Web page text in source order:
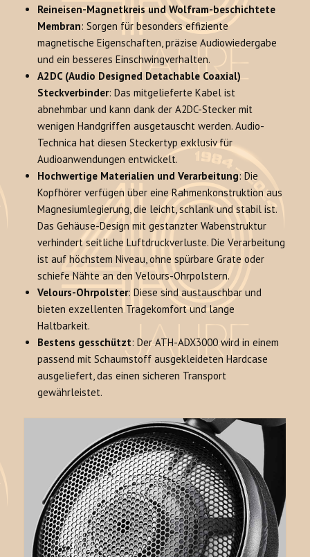
Reineisen-Magnetkreis und Wolfram-beschichtete
Membran: Sorgen für besonders effiziente
magnetische Eigenschaften, präzise Audiowiedergabe
und ein besseres Einschwingverhalten.
A2DC (Audio Designed Detachable Coaxial)
Steckverbinder: Das mitgelieferte Kabel ist
abnehmbar und kann dank der A2DC-Stecker mit
wenigen Handgriffen ausgetauscht werden. Audio-
Technica hat diesen Steckertyp exklusiv für
Audioanwendungen entwickelt.
Hochwertige Materialien und Verarbeitung: Die
Kopfhörer verfügen über eine Rahmenkonstruktion aus
Magnesiumlegierung, die leicht, schlank und stabil ist.
Das Gehäuse-Design mit gestanzter Wabenstruktur
verhindert seitliche Luftdruckverluste. Die Verarbeitung
ist auf höchstem Niveau, ohne spürbare Grate oder
schiefe Nähte an den Velours-Ohrpolstern.
Velours-Ohrpolster: Diese sind austauschbar und
bieten exzellenten Tragekomfort und lange
Haltbarkeit.
Bestens gesschützt: Der ATH-ADX3000 wird in einem
passend mit Schaumstoff ausgekleideten Hardcase
ausgeliefert, das einen sicheren Transport
gewährleistet.